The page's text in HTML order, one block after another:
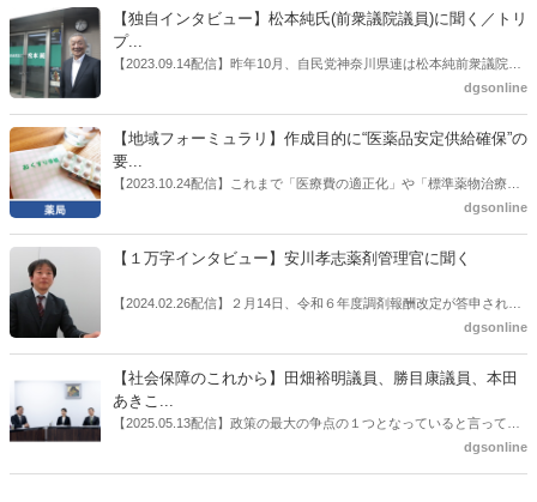
書がとりまとめられた。ドラビズon-lineでは検討会を総括する目的で
厚労省医政局医薬産業振興・医療情報企画課長（医薬産業振興・医療
情報企画課セルフケア・セルフメディケーション推進室長併任）安藤
公一氏や青山学院大学名誉教授の三村優美子氏、 日本保険薬局協会医
【独自インタビュー】松本純氏(前衆議院議員)に聞く／トリ
プ...
【2023.09.14配信】昨年10月、自民党神奈川県連は松本純前衆議院議
員を「自民党神奈川1区」（横浜市中区・磯子区・金沢区）の支部長
候補の前提となるもの。薬剤師に関わる政策に広く・深く関わってき
た同氏の復活に向けた薬剤師業界の期待には熱いものがある。不透明
感の払拭できない医療・介護・障害者サービスのトリプル改定等へ
の、薬剤師業界の強い危機感の裏返しといってもいいだろう。本稿で
dgsonline
【地域フォーミュラリ】作成目的に“医薬品安定供給確保”の
要...
【2023.10.24配信】これまで「医療費の適正化」や「標準薬物治療の
推進」などが目的とされることが多かった地域フォーミュラリの作
た。医薬品の安定供給確保だ。10月22日に開かれた「日本フォーミュ
飯田市）は、会員薬局から安定供給確保への強い要望があったことを
受け、安定供給確保が見込めるPPI３成分について銘柄を含めて選定
dgsonline
【１万字インタビュー】安川孝志薬剤管理官に聞く
【2024.02.26配信】２月14日、令和６年度調剤報酬改定が答申され
た。本紙では、厚生労働省保険局医療課・薬剤管理官の安川孝志氏
dgsonline
【社会保障のこれから】田畑裕明議員、勝目康議員、本田
あきこ...
【2025.05.13配信】政策の最大の争点の１つとなっていると言っても
よいのが社会保障のこれからのあり方だ。特に与党では、政府関係者
dgsonline